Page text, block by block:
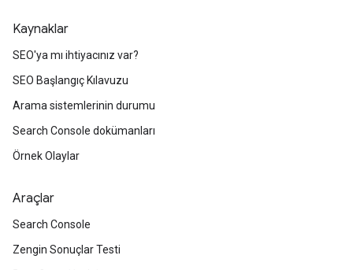
Kaynaklar
SEO'ya mı ihtiyacınız var?
SEO Başlangıç Kılavuzu
Arama sistemlerinin durumu
Search Console dokümanları
Örnek Olaylar
Araçlar
Search Console
Zengin Sonuçlar Testi